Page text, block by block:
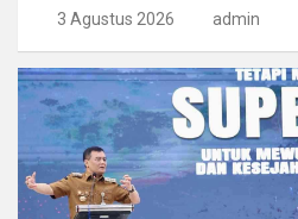
3 Agustus 2026 admin